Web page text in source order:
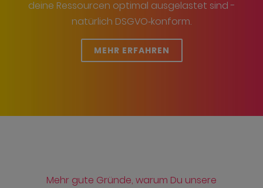
deine Ressourcen optimal ausgelastet sind -
natürlich DSGVO‑konform.
MEHR ERFAHREN
Mehr gute Gründe, warum Du unsere